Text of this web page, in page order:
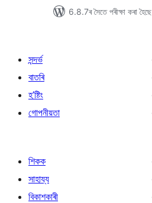
6.8.7ৰ সৈতে পৰীক্ষা কৰা হৈছে
সন্দৰ্ভ
বাতৰি
হ’ষ্টিং
গোপনীয়তা
শিকক
সাহায্য
বিকাশকাৰী